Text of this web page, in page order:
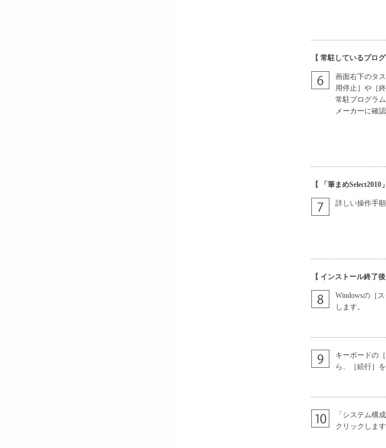
【 常駐しているプロ
画面右下のタ
用停止］や［
常駐プログラ
メーカーに確
【 「筆まめ
詳しい操作手順
【 インストール終了
Windowsの［
します。
キーボードの
ら、［続行］
「システム構
クリックします